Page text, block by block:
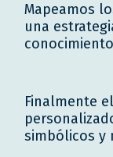
Mapeamos
una
Finalmente
simbólicos y